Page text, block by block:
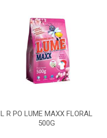
L R PO LUME MAXX FLORAL
500G